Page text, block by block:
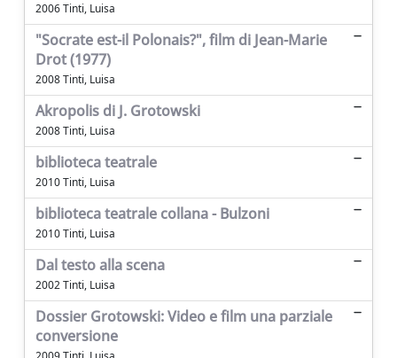
2006 Tinti, Luisa
"Socrate est-il Polonais?", film di Jean-Marie
Drot (1977)
2008 Tinti, Luisa
Akropolis di J. Grotowski
2008 Tinti, Luisa
biblioteca teatrale
2010 Tinti, Luisa
biblioteca teatrale collana - Bulzoni
2010 Tinti, Luisa
Dal testo alla scena
2002 Tinti, Luisa
Dossier Grotowski: Video e film una parziale
conversione